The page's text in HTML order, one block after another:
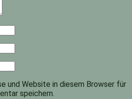
und Website in diesem Browser für
speichern.